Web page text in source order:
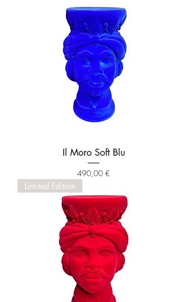
Il Moro Soft Blu
Prezzo
490,00 €
Limited Edition